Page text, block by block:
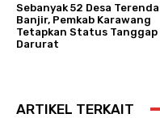
Sebanyak 52 Desa
Banjir, Pemkab Karawang
Tetapkan Status Tanggap
Darurat
ARTIKEL TERKAIT